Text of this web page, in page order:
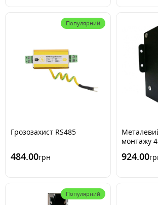
Популярний
Грозозахист RS485
484.00грн
монтажу
TWIST LG-
924.00
Популярний